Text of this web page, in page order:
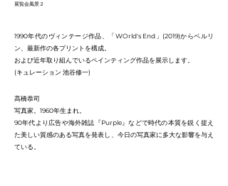
展覧会風景２
1990年代のヴィンテージ作品、「WOrld's End」(2019)からベルリ
ン、最新作の各プリントを構成。
および近年取り組んでいるペインティング作品を展示します。
(キュレーション 池谷修一)
髙橋恭司
写真家。1960年生まれ。
90年代より広告や海外雑誌『Purple』などで時代の本質を鋭く捉え
た美しい質感のある写真を発表し、今日の写真家に多大な影響を与え
ている。